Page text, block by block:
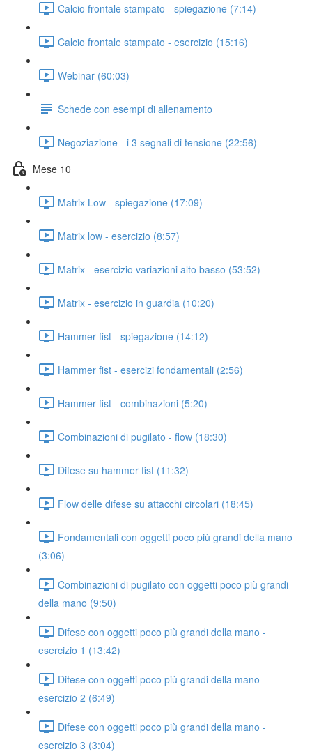
Calcio frontale stampato - spiegazione (7:14)
Calcio frontale stampato - esercizio (15:16)
Webinar (60:03)
Schede con esempi di allenamento
Negoziazione - i 3 segnali di tensione (22:56)
Mese 10
Matrix Low - spiegazione (17:09)
Matrix low - esercizio (8:57)
Matrix - esercizio variazioni alto basso (53:52)
Matrix - esercizio in guardia (10:20)
Hammer fist - spiegazione (14:12)
Hammer fist - esercizi fondamentali (2:56)
Hammer fist - combinazioni (5:20)
Combinazioni di pugilato - flow (18:30)
Difese su hammer fist (11:32)
Flow delle difese su attacchi circolari (18:45)
Fondamentali con oggetti poco più grandi della mano
(3:06)
Combinazioni di pugilato con oggetti poco più grandi
della mano (9:50)
Difese con oggetti poco più grandi della mano -
esercizio 1 (13:42)
Difese con oggetti poco più grandi della mano -
esercizio 2 (6:49)
Difese con oggetti poco più grandi della mano -
esercizio 3 (3:04)